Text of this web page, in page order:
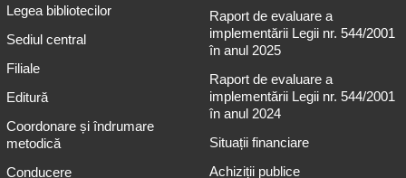
Legea bibliotecilor
Sediul central
Filiale
Editură
Coordonare și îndrumare
metodică
Conducere
Raport de evaluare a
implementării Legii nr. 544/2001
în anul 2025
Raport de evaluare a
implementării Legii nr. 544/2001
în anul 2024
Situații financiare
Achiziții publice